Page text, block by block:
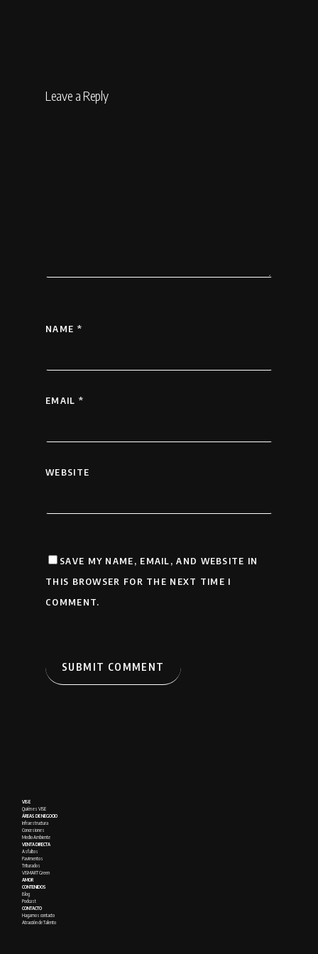
Leave a Reply
NAME *
EMAIL *
WEBSITE
SAVE MY NAME, EMAIL, AND WEBSITE IN
THIS BROWSER FOR THE NEXT TIME I
COMMENT.
VISE
Quién es VISE
ÁREAS DE NEGOCIO
Infraestructura
Concesiones
Medio Ambiente
VENTA DIRECTA
Asfaltos
Pavimentos
Triturados
VISMART Green
AMOR
CONTENIDOS
Blog
Podcast
CONTACTO
Hagamos contacto
Atracción de Talento